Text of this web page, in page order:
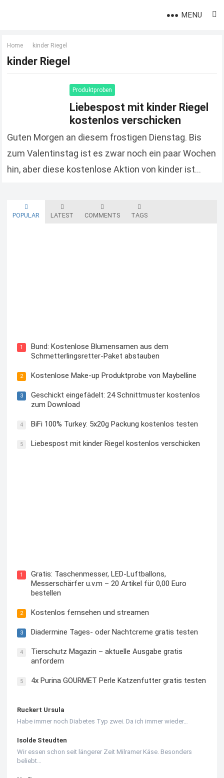
MENU
Home kinder Riegel
kinder Riegel
Produktproben
Liebespost mit kinder Riegel
kostenlos verschicken
Guten Morgen an diesem frostigen Dienstag. Bis
zum Valentinstag ist es zwar noch ein paar Wochen
hin, aber diese kostenlose Aktion von kinder ist
POPULAR LATEST COMMENTS TAGS
1
Bund: Kostenlose Blumensamen aus dem
Schmetterlingsretter-Paket abstauben
2 Kostenlose Make-up Produktprobe von Maybelline
3
Geschickt eingefädelt: 24 Schnittmuster kostenlos
zum Download
4 BiFi 100% Turkey: 5x20g Packung kostenlos testen
5 Liebespost mit kinder Riegel kostenlos verschicken
1
Gratis: Taschenmesser, LED-Luftballons,
Messerschärfer u.v.m – 20 Artikel für 0,00 Euro
bestellen
2 Kostenlos fernsehen und streamen
3 Diadermine Tages- oder Nachtcreme gratis testen
4
Tierschutz Magazin – aktuelle Ausgabe gratis
anfordern
5 4x Purina GOURMET Perle Katzenfutter gratis testen
Ruckert Ursula
Habe immer noch Diabetes Typ zwei. Da ich immer wieder…
Isolde Steudten
Wir essen schon seit längerer Zeit Milramer Käse. Besonders
beliebt…